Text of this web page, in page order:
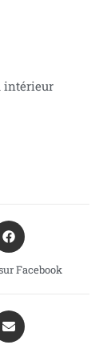
intérieur
Facebook